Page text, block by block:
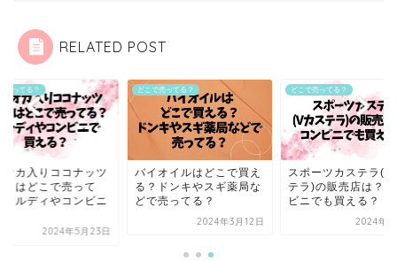
RELATED POST
売ってる？
オカ入りココナッツ
クはどこで売って
カルディやコンビニ
2024年5月23日
どこで売ってる？
バイオイルはどこで買え
る？ドンキやスギ薬局な
どで売ってる？
2024年3月12日
どこで売ってる？
スポーツカステラ(V
テラ)の販売店は？
ビニでも買える？
2024年9